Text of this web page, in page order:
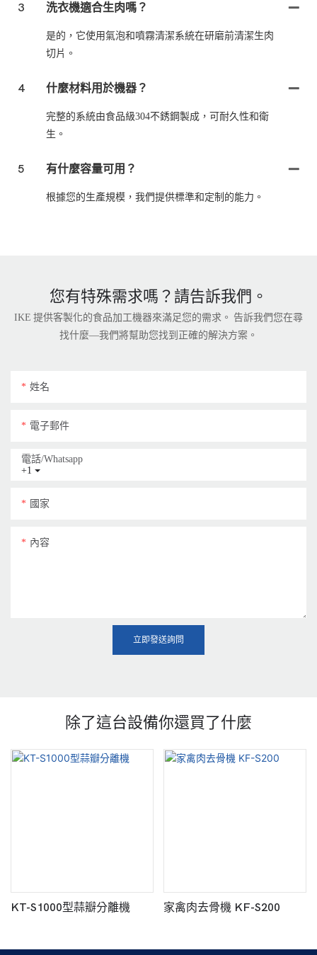
3 洗衣機適合生肉嗎？
是的，它使用氣泡和噴霧清潔系統在研磨前清潔生肉
切片。
4 什麼材料用於機器？
完整的系統由食品級304不銹鋼製成，可耐久性和衛
生。
5 有什麼容量可用？
根據您的生產規模，我們提供標準和定制的能力。
您有特殊需求嗎？請告訴我們。
IKE 提供客製化的食品加工機器來滿足您的需求。 告訴我們您在尋
找什麼—我們將幫助您找到正確的解決方案。
姓名
電子郵件
+1
電話/whatsapp
國家
內容
立即發送詢問
除了這台設備你還買了什麼
KT-S1000型蒜瓣分離機 家禽肉去骨機 KF-S200